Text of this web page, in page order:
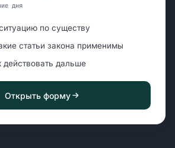
дня
по существу
статьи закона применимы
дальше
Открыть форму